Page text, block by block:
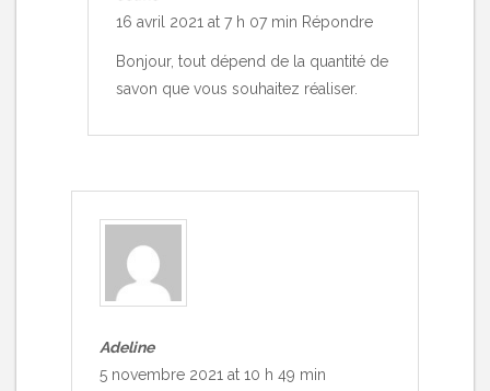
16 avril 2021 at 7 h 07 min Répondre
Bonjour, tout dépend de la quantité de
savon que vous souhaitez réaliser.
Adeline
5 novembre 2021 at 10 h 49 min